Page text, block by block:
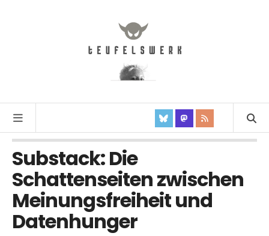
Substack: Die
Schattenseiten zwischen
Meinungsfreiheit und
Datenhunger